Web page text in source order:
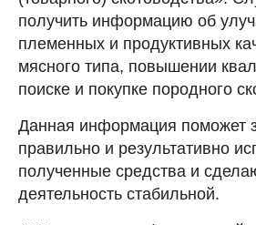
получить информацию об
племенных и продуктивных
мясного типа, повышении
поиске и покупке породного
Данная информация поможет
правильно и результативно
полученные средства и
деятельность стабильной.